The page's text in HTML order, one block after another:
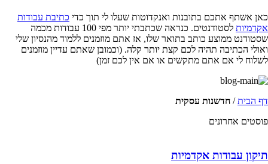
כאן אשתף אתכם בתובנות ואנקדוטות שעלו לי תוך כדי כתיבת עבודות
אקדמיות
לסטודנטים. כנראה שכתבתי יותר מפי 100 עבודות מכמה
שסטודנט ממוצע כותב בתואר שלו, אז אתם מוזמנים ללמוד מהנסיון שלי
ואולי הכתיבה תהיה לכם קצת יותר קלה. (וכמובן שאתם עדיין מוזמנים
לשלוח לי אם אתם מתקשים או אם אין לכם זמן)
דף הבית/ חדשנות עסקית
פוסטים אחרונים
תיקון עבודות אקדמיות